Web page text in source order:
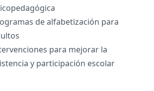
de alfabetización para
para mejorar la
y participación escolar